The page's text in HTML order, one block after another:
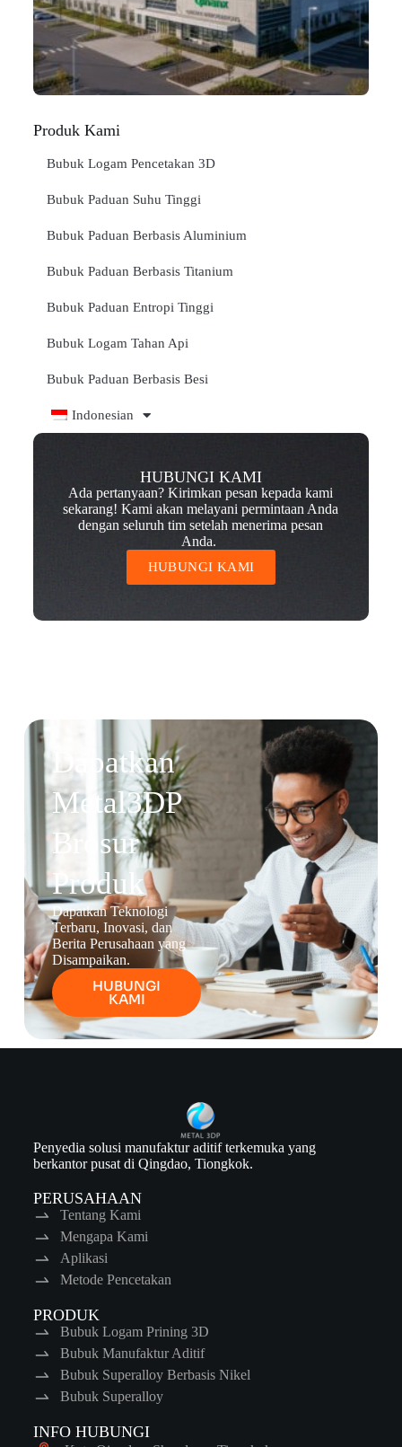
Produk Kami
Bubuk Logam Pencetakan 3D
Bubuk Paduan Suhu Tinggi
Bubuk Paduan Berbasis Aluminium
Bubuk Paduan Berbasis Titanium
Bubuk Paduan Entropi Tinggi
Bubuk Logam Tahan Api
Bubuk Paduan Berbasis Besi
Indonesian
HUBUNGI KAMI
Ada pertanyaan? Kirimkan pesan kepada kami
sekarang! Kami akan melayani permintaan Anda
dengan seluruh tim setelah menerima pesan
Anda.
HUBUNGI KAMI
Dapatkan
Metal3DP
Brosur
Produk
Dapatkan Teknologi
Terbaru, Inovasi, dan
Berita Perusahaan yang
Disampaikan.
HUBUNGI
KAMI
Penyedia solusi manufaktur aditif terkemuka yang
berkantor pusat di Qingdao, Tiongkok.
PERUSAHAAN
Tentang Kami
Mengapa Kami
Aplikasi
Metode Pencetakan
PRODUK
Bubuk Logam Prining 3D
Bubuk Manufaktur Aditif
Bubuk Superalloy Berbasis Nikel
Bubuk Superalloy
INFO HUBUNGI